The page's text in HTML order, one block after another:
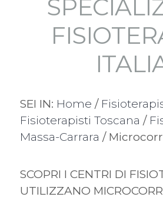
SEI IN: Home /
Fisioterapisti Toscana /
Massa-Carrara /
SCOPRI I CENTRI DI
UTILIZZANO